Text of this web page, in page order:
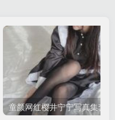
童颜网红樱井宁宁写真集套图